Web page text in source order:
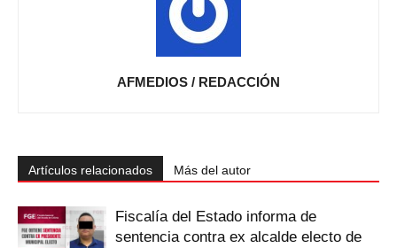
AFMEDIOS / REDACCIÓN
Artículos relacionados Más del autor
Fiscalía del Estado informa de
sentencia contra ex alcalde electo de